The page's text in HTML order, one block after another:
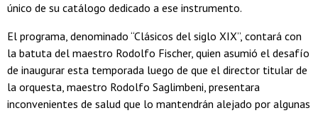
único de su catálogo dedicado a ese instrumento.
El programa, denominado “Clásicos del siglo XIX”, contará con
la batuta del maestro Rodolfo Fischer, quien asumió el desafío
de inaugurar esta temporada luego de que el director titular de
la orquesta, maestro Rodolfo Saglimbeni, presentara
inconvenientes de salud que lo mantendrán alejado por algunas